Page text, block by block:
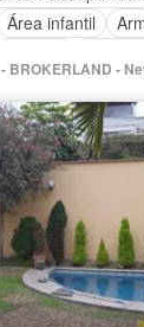
Área infantil
equipada
Gimnasio
Vigilante
Wifi
BROKERLAND -